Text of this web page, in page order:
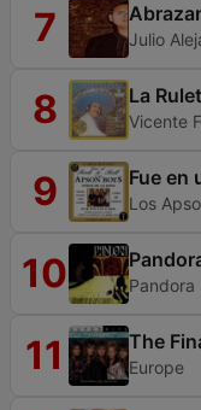
7 Julio
8 La
Vicente
9 Fue en
Los
10 Pandora
11 The
Europe